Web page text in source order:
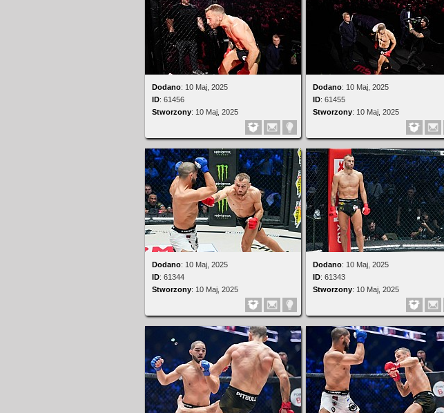
Dodano: 10 Maj, 2025
ID: 61455
Stworzony: 10 Maj, 2025
Dodano: 10 Maj, 2025
ID: 61456
Stworzony: 10 Maj, 2025
Dodano: 10 Maj, 2025
ID: 61343
Stworzony: 10 Maj, 2025
Dodano: 10 Maj, 2025
ID: 61344
Stworzony: 10 Maj, 2025